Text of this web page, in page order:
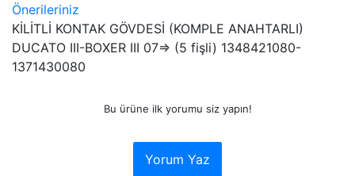
Önerileriniz
KİLİTLİ KONTAK GÖVDESİ (KOMPLE ANAHTARLI)
DUCATO III-BOXER III 07=> (5 fişli) 1348421080-
1371430080
Bu ürüne ilk yorumu siz yapın!
Yorum Yaz